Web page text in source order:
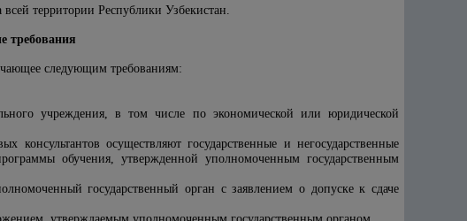
территории Республики Узбекистан.
требования
следующим требованиям:
учреждения, в том числе по экономической или юридической
осуществляют государственные и негосударственные
обучения, утвержденной уполномоченным государственным
государственный орган с заявлением о допуске к сдаче